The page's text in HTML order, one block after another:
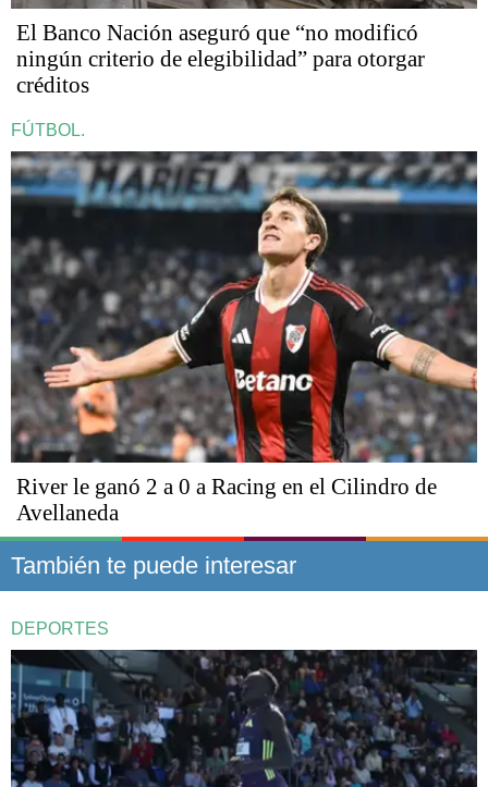
El Banco Nación aseguró que “no modificó
ningún criterio de elegibilidad” para otorgar
créditos
FÚTBOL.
River le ganó 2 a 0 a Racing en el Cilindro de
Avellaneda
También te puede interesar
DEPORTES